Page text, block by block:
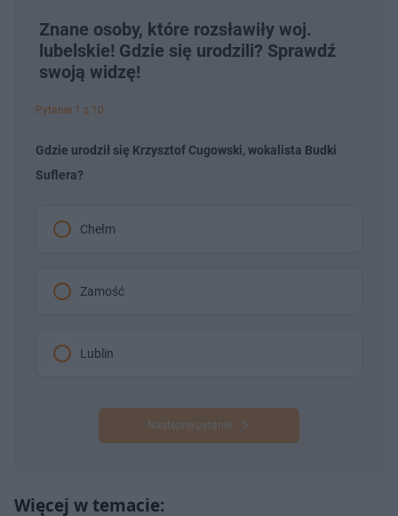
Znane osoby, które rozsławiły woj.
lubelskie! Gdzie się urodzili? Sprawdź
swoją widzę!
Pytanie 1 z 10
Gdzie urodził się Krzysztof Cugowski, wokalista Budki
Suflera?
Chełm
Zamość
Lublin
Następne pytanie